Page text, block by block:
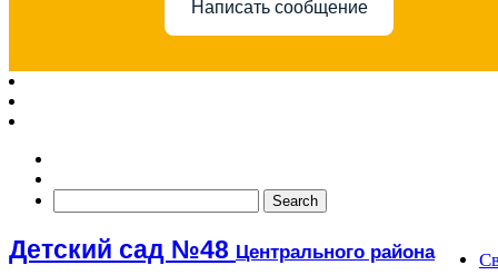
Написать сообщение
Детский сад №48 Центрального района